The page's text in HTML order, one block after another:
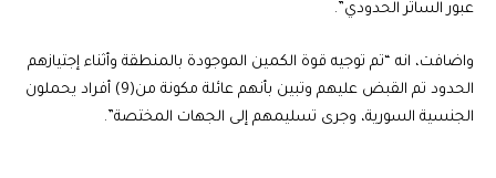
عبور الساتر الحدودي”.
واضافت، انه “تم توجيه قوة الكمين الموجودة بالمنطقة وأثناء إجتيازهم
الحدود تم القبض عليهم وتبين بأنهم عائلة مكونة من(9) أفراد يحملون
الجنسية السورية، وجرى تسليمهم إلى الجهات المختصة”.